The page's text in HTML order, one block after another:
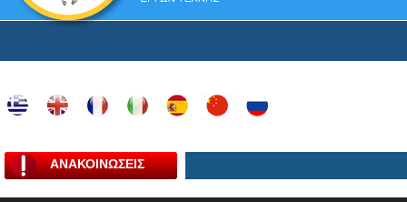
ΑΝΑΚΟΙΝΩΣΕΙΣ